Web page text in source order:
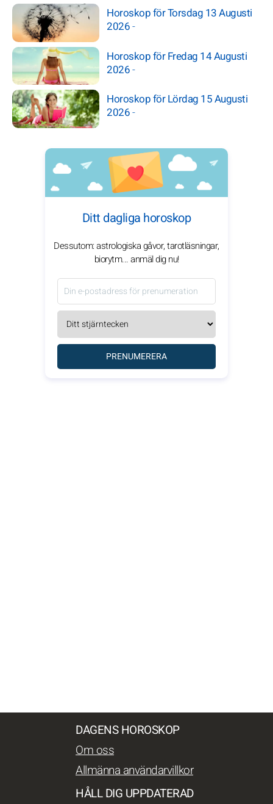
Horoskop för Torsdag 13 Augusti
2026-
Horoskop för Fredag 14 Augusti
2026-
Horoskop för Lördag 15 Augusti
2026-
Ditt dagliga horoskop
Dessutom: astrologiska gåvor, tarotläsningar,
biorytm... anmäl dig nu!
PRENUMERERA
DAGENS HOROSKOP
Om oss
Allmänna användarvillkor
HÅLL DIG UPPDATERAD